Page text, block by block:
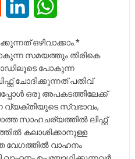
Reddit LinkedIn
ഒഴിവാക്കാം.*
സമയത്തും തിരികെ
പോകുന്ന
ചോദിക്കുന്നത് പതിവ്
ഒരു അപകടത്തിലേക്ക്
വ്യക്തിയുടെ സ്വഭാവം,
സാഹചര്യത്തിൽ ലിഫ്റ്റ്
കലാശിക്കാനുള്ള
വാഹനം